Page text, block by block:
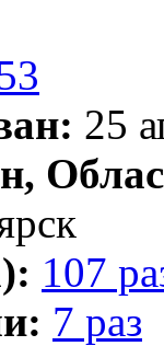
25
107
7 раз